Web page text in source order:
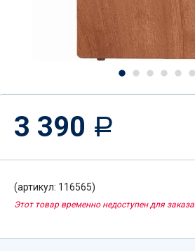
3 390 Р
(артикул: 116565)
Этот товар временно недоступен для заказа